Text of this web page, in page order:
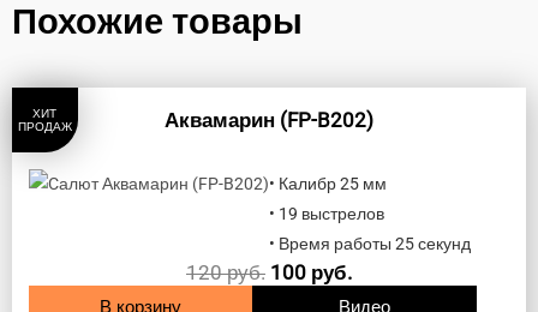
Похожие товары
ХИТ
ПРОДАЖ
Аквамарин (FP-B202)
• Калибр 25 мм
• 19 выстрелов
• Время работы 25 секунд
120руб. 100 руб.
В корзину Видео